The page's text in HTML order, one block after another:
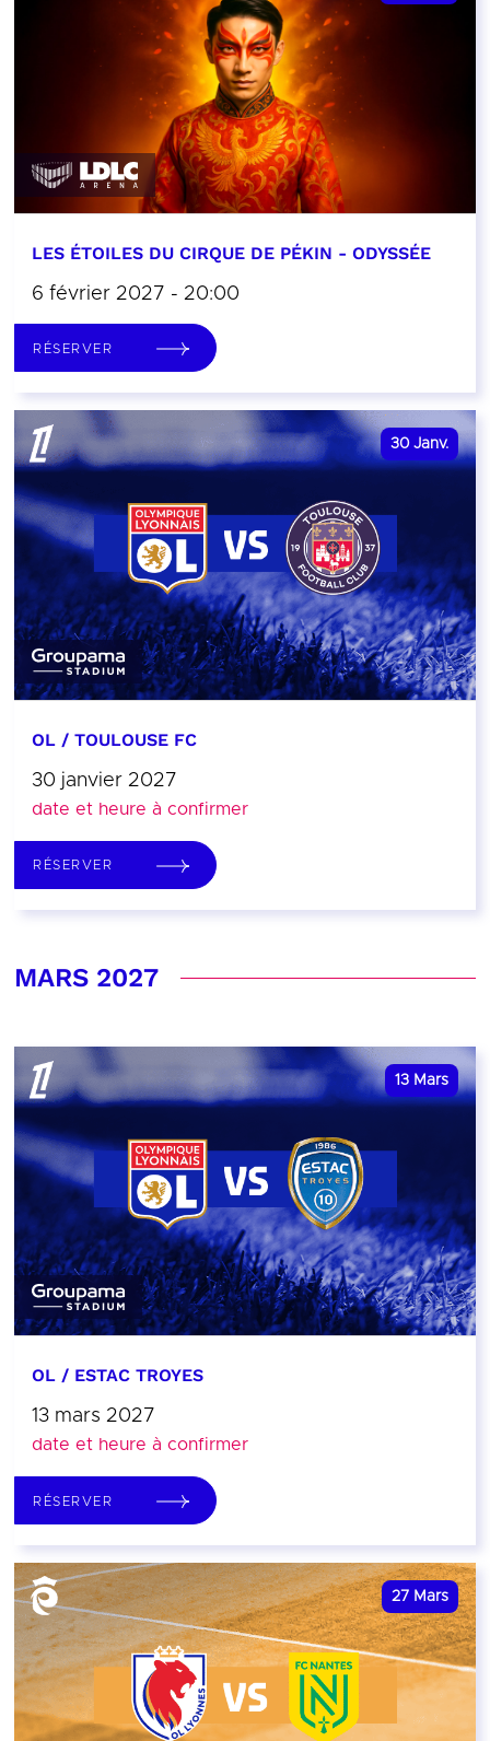
LES ÉTOILES DU CIRQUE DE PÉKIN - ODYSSÉE
6 février 2027 - 20:00
RÉSERVER
30 Janv.
OL / TOULOUSE FC
30 janvier 2027
date et heure à confirmer
RÉSERVER
MARS 2027
13 Mars
OL / ESTAC TROYES
13 mars 2027
date et heure à confirmer
RÉSERVER
27 Mars